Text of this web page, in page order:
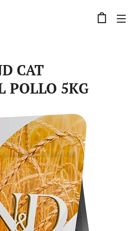
CAT
POLLO 5KG